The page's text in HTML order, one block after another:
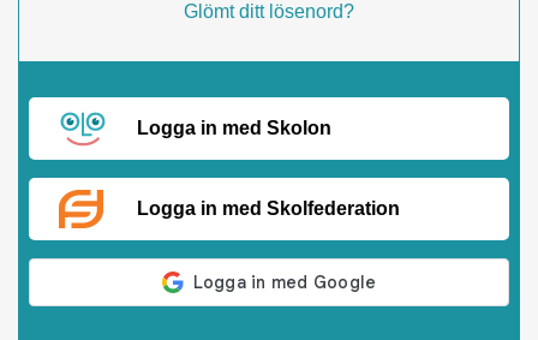
Glömt ditt lösenord?
Logga in med Skolon
Logga in med Skolfederation